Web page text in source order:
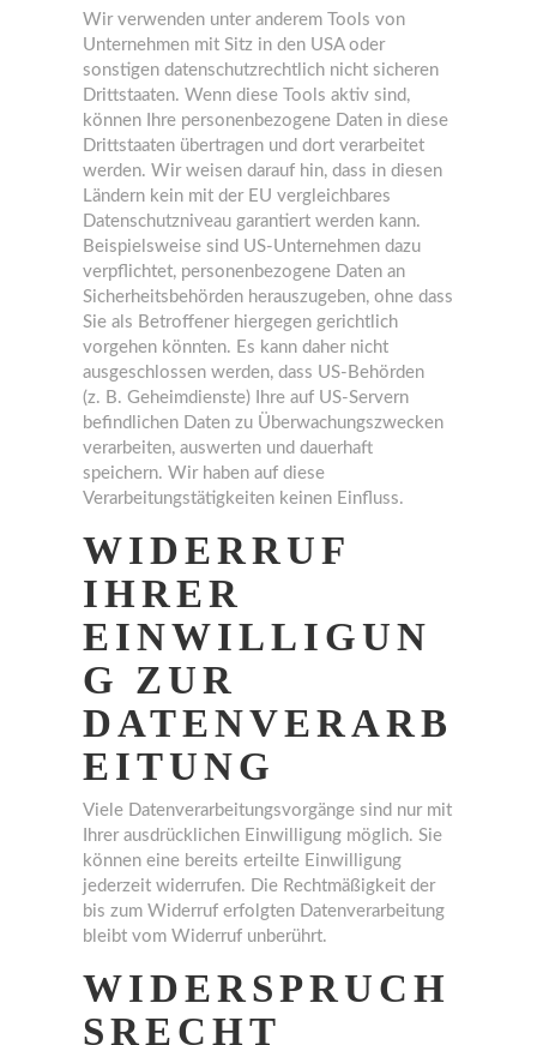
Wir verwenden unter anderem Tools von
Unternehmen mit Sitz in den USA oder
sonstigen datenschutzrechtlich nicht sicheren
Drittstaaten. Wenn diese Tools aktiv sind,
können Ihre personenbezogene Daten in diese
Drittstaaten übertragen und dort verarbeitet
werden. Wir weisen darauf hin, dass in diesen
Ländern kein mit der EU vergleichbares
Datenschutzniveau garantiert werden kann.
Beispielsweise sind US-Unternehmen dazu
verpflichtet, personenbezogene Daten an
Sicherheitsbehörden herauszugeben, ohne dass
Sie als Betroffener hiergegen gerichtlich
vorgehen könnten. Es kann daher nicht
ausgeschlossen werden, dass US-Behörden
(z. B. Geheimdienste) Ihre auf US-Servern
befindlichen Daten zu Überwachungszwecken
verarbeiten, auswerten und dauerhaft
speichern. Wir haben auf diese
Verarbeitungstätigkeiten keinen Einfluss.
WIDERRUF
IHRER
EINWILLIGUN
G ZUR
DATENVERARB
EITUNG
Viele Datenverarbeitungsvorgänge sind nur mit
Ihrer ausdrücklichen Einwilligung möglich. Sie
können eine bereits erteilte Einwilligung
jederzeit widerrufen. Die Rechtmäßigkeit der
bis zum Widerruf erfolgten Datenverarbeitung
bleibt vom Widerruf unberührt.
WIDERSPRUCH
SRECHT